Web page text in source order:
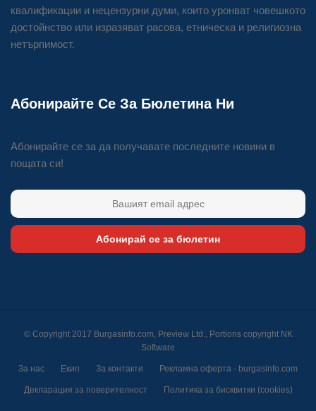
квалификации и нецензурни думи, които уронват човешкото
достойнство или изразяват расова, етническа и религиозна
нетърпимост.
Абонирайте Се За Бюлетина Ни
Абонирайте се за да получавате последните новини в
пощата си!
Абонирай се за бюлетин
© Copyright 2017 Burgasinfo.com, Preview Ltd., Portions copyright NK
Software
За нас Екип За контакти Рекламна оферта - burgasinfo.com
Декларация за поверителност Политика за бисквитки (cookies)